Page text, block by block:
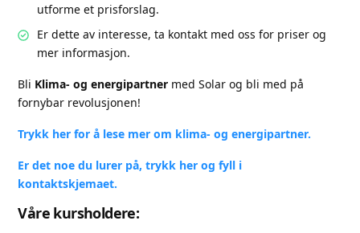
utforme et prisforslag.
Er dette av interesse, ta kontakt med oss for priser og
mer informasjon.
Bli Klima- og energipartner med Solar og bli med på
fornybar revolusjonen!
Trykk her for å lese mer om klima- og energipartner.
Er det noe du lurer på, trykk her og fyll i
kontaktskjemaet.
Våre kursholdere: